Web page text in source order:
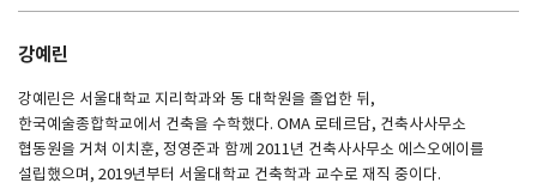
강예린
강예린은 서울대학교 지리학과와 동 대학원을 졸업한 뒤,
한국예술종합학교에서 건축을 수학했다. OMA 로테르담, 건축사사무소
협동원을 거쳐 이치훈, 정영준과 함께 2011년 건축사사무소 에스오에이를
설립했으며, 2019년부터 서울대학교 건축학과 교수로 재직 중이다.